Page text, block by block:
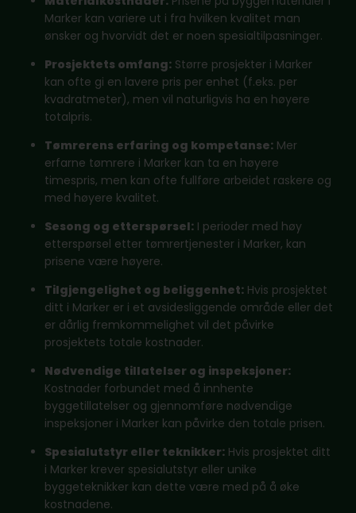
Marker kan variere ut i fra hvilken kvalitet man
ønsker og hvorvidt det er noen spesialtilpasninger.
Prosjektets omfang: Større prosjekter i Marker
kan ofte gi en lavere pris per enhet (f.eks. per
kvadratmeter), men vil naturligvis ha en høyere
totalpris.
Tømrerens erfaring og kompetanse: Mer
erfarne tømrere i Marker kan ta en høyere
timespris, men kan ofte fullføre arbeidet raskere og
med høyere kvalitet.
Sesong og etterspørsel: I perioder med høy
etterspørsel etter tømrertjenester i Marker, kan
prisene være høyere.
Tilgjengelighet og beliggenhet: Hvis prosjektet
ditt i Marker er i et avsidesliggende område eller det
er dårlig fremkommelighet vil det påvirke
prosjektets totale kostnader.
Nødvendige tillatelser og inspeksjoner:
Kostnader forbundet med å innhente
byggetillatelser og gjennomføre nødvendige
inspeksjoner i Marker kan påvirke den totale prisen.
Spesialutstyr eller teknikker: Hvis prosjektet ditt
i Marker krever spesialutstyr eller unike
byggeteknikker kan dette være med på å øke
kostnadene.